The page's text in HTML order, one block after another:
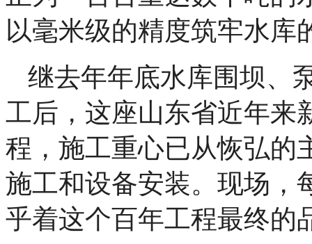
以毫米级的精度筑牢水库
继去年年底水库围坝、
工后，这座山东省近年来
程，施工重心已从恢弘的
施工和设备安装。现场，
乎着这个百年工程最终的